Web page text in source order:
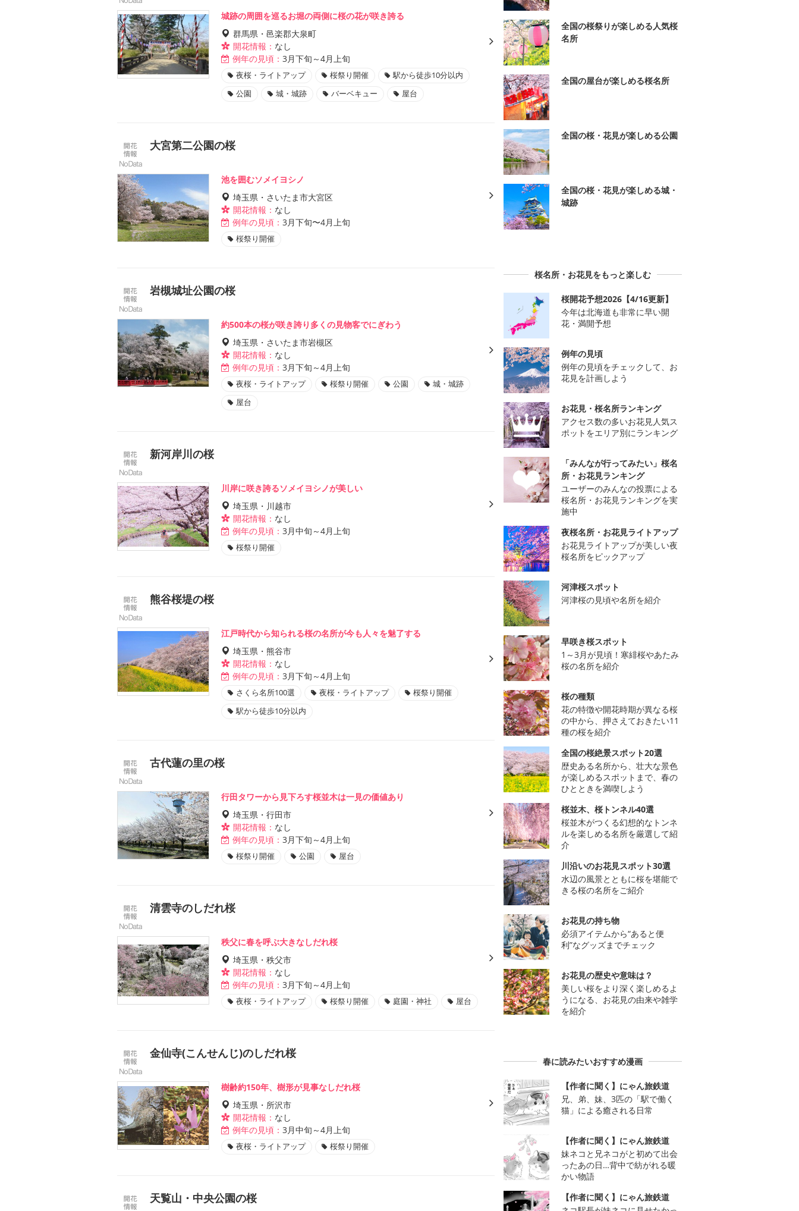
城跡の周囲を巡るお堀の両側に桜の花が咲き誇る
群馬県・邑楽郡大泉町
開花情報： なし
例年の見頃： 3月下旬～4月上旬
夜桜・ライトアップ 桜祭り開催
駅から徒歩10分以内
公園
城・城跡 バーベキュー 屋台
大宮第二公園の桜
池を囲むソメイヨシノ
埼玉県・さいたま市大宮区
開花情報： なし
例年の見頃： 3月下旬〜4月上旬
桜祭り開催
岩槻城址公園の桜
約500本の桜が咲き誇り多くの見物客でにぎわう
埼玉県・さいたま市岩槻区
開花情報： なし
例年の見頃： 3月下旬～4月上旬
夜桜・ライトアップ 桜祭り開催 公園
城・城跡
屋台
新河岸川の桜
川岸に咲き誇るソメイヨシノが美しい
埼玉県・川越市
開花情報： なし
例年の見頃： 3月中旬～4月上旬
桜祭り開催
熊谷桜堤の桜
江戸時代から知られる桜の名所が今も人々を魅了する
埼玉県・熊谷市
開花情報： なし
例年の見頃： 3月下旬～4月上旬
さくら名所100選 夜桜・ライトアップ
桜祭り開催
駅から徒歩10分以内
古代蓮の里の桜
行田タワーから見下ろす桜並木は一見の価値あり
埼玉県・行田市
開花情報： なし
例年の見頃： 3月下旬～4月上旬
桜祭り開催 公園 屋台
清雲寺のしだれ桜
秩父に春を呼ぶ大きなしだれ桜
埼玉県・秩父市
開花情報： なし
例年の見頃： 3月下旬～4月上旬
夜桜・ライトアップ 桜祭り開催 庭園・神社 屋台
金仙寺(こんせんじ)のしだれ桜
樹齢約150年、樹形が見事なしだれ桜
埼玉県・所沢市
開花情報： なし
例年の見頃： 3月中旬～4月上旬
夜桜・ライトアップ 桜祭り開催
天覧山・中央公園の桜
全国の桜祭りが楽しめる人気桜
名所
全国の屋台が楽しめる桜名所
全国の桜・花見が楽しめる公園
全国の桜・花見が楽しめる城・
城跡
桜名所・お花見をもっと楽しむ
桜開花予想2026【4/16更新】
今年は北海道も非常に早い開
花・満開予想
例年の見頃
例年の見頃をチェックして、お
花見を計画しよう
お花見・桜名所ランキング
アクセス数の多いお花見人気ス
ポットをエリア別にランキング
「みんなが行ってみたい」桜名
所・お花見ランキング
ユーザーのみんなの投票による
桜名所・お花見ランキングを実
施中
夜桜名所・お花見ライトアップ
お花見ライトアップが美しい夜
桜名所をピックアップ
河津桜スポット
河津桜の見頃や名所を紹介
早咲き桜スポット
1～3月が見頃！寒緋桜やあたみ
桜の名所を紹介
桜の種類
花の特徴や開花時期が異なる桜
の中から、押さえておきたい11
種の桜を紹介
全国の桜絶景スポット20選
歴史ある名所から、壮大な景色
が楽しめるスポットまで、春の
ひとときを満喫しよう
桜並木、桜トンネル40選
桜並木がつくる幻想的なトンネ
ルを楽しめる名所を厳選して紹
介
川沿いのお花見スポット30選
水辺の風景とともに桜を堪能で
きる桜の名所をご紹介
お花見の持ち物
必須アイテムから“あると便
利”なグッズまでチェック
お花見の歴史や意味は？
美しい桜をより深く楽しめるよ
うになる、お花見の由来や雑学
を紹介
春に読みたいおすすめ漫画
【作者に聞く】にゃん旅鉄道
兄、弟、妹、3匹の「駅で働く
猫」による癒される日常
【作者に聞く】にゃん旅鉄道
妹ネコと兄ネコがと初めて出会
ったあの日…背中で紡がれる暖
かい物語
【作者に聞く】にゃん旅鉄道